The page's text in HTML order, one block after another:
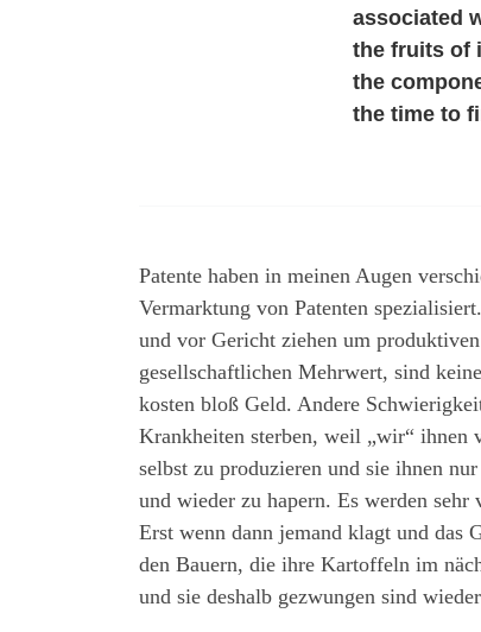
associated
the fruits of
the
the time to
Patente haben in meinen Augen
Vermarktung von Patenten
und vor Gericht ziehen um
gesellschaftlichen Mehrwert, sind
kosten bloß Geld. Andere
Krankheiten sterben, weil „wir“
selbst zu produzieren und sie ihnen
und wieder zu hapern. Es werden
Erst wenn dann jemand klagt und das
den Bauern, die ihre Kartoffeln im
und sie deshalb gezwungen sind